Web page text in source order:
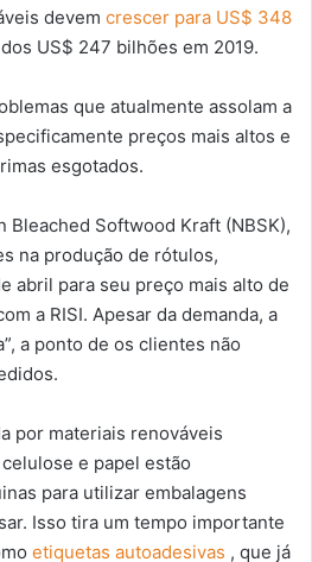
​​devem crescer para US$ 348
US$ 247 bilhões em 2019.
que atualmente assolam a
preços mais altos e
esgotados.
Bleached Softwood Kraft (NBSK),
na produção de rótulos,
abril para seu preço mais alto de
a RISI. Apesar da demanda, a
a ponto de os clientes não
por materiais renováveis
e papel estão
para utilizar embalagens
Isso tira um tempo importante
etiquetas autoadesivas , que já